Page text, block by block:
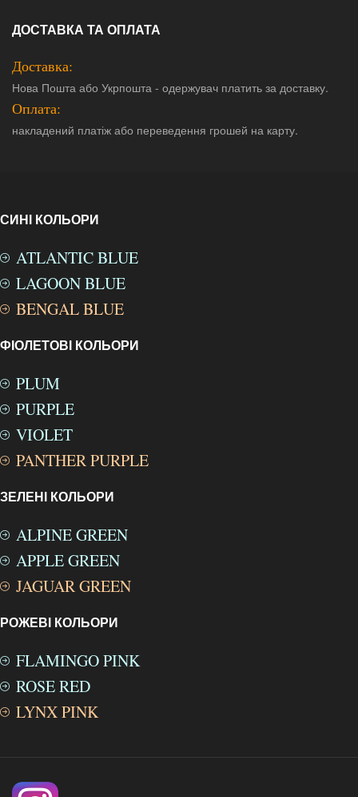
ДОСТАВКА ТА ОПЛАТА
Доставка:
Нова Пошта або Укрпошта - одержувач платить за доставку.
Оплата:
накладений платіж або переведення грошей на карту.
СИНІ КОЛЬОРИ
ATLANTIC BLUE
LAGOON BLUE
BENGAL BLUE
ФІОЛЕТОВІ КОЛЬОРИ
PLUM
PURPLE
VIOLET
PANTHER PURPLE
ЗЕЛЕНІ КОЛЬОРИ
ALPINE GREEN
APPLE GREEN
JAGUAR GREEN
РОЖЕВІ КОЛЬОРИ
FLAMINGO PINK
ROSE RED
LYNX PINK